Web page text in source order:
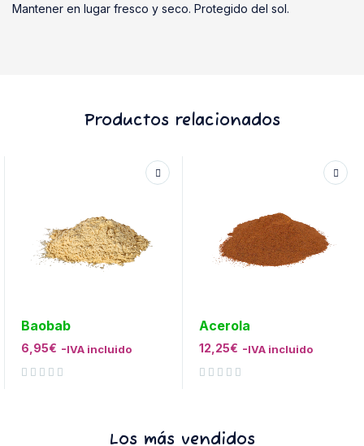
Mantener en lugar fresco y seco. Protegido del sol.
Productos relacionados
Baobab
6,95€ -IVA incluido
Acerola
12,25€ -IVA incluido
Los más vendidos